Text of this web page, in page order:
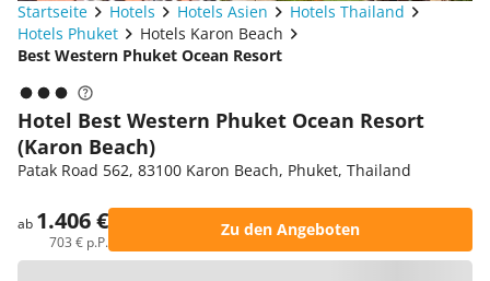
Startseite Hotels Hotels Asien
Hotels Thailand
Hotels Phuket
Hotels Karon Beach
Best Western Phuket Ocean Resort
Hotel Best Western Phuket Ocean Resort
(Karon Beach)
Patak Road 562, 83100 Karon Beach, Phuket, Thailand
ab 1.406 €
703 € p.P.
Zu den Angeboten